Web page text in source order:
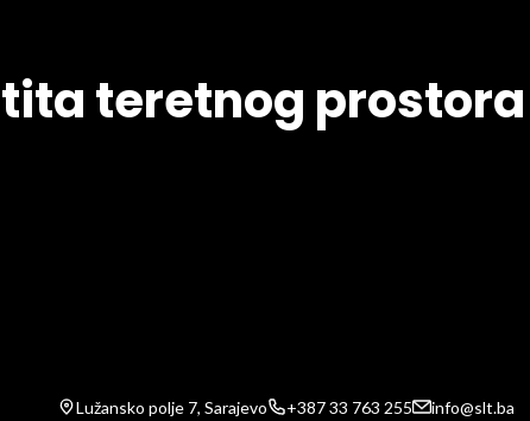
teretnog
Lužansko polje 7, Sarajevo +387 33 763 255 info@slt.ba